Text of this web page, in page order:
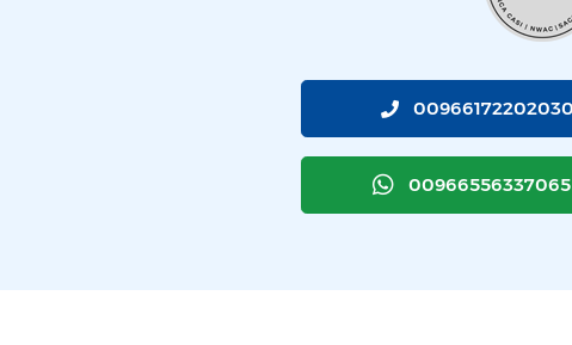
00966172202030
00966556337065